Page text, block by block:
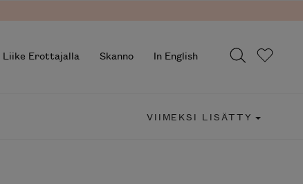
Liike Erottajalla Skanno In English
VIIMEKSI LISÄTTY